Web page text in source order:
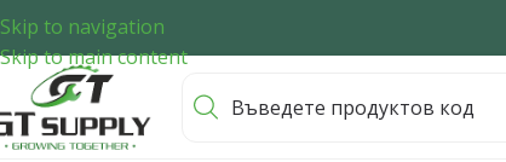
Skip to navigation
Skip to main content